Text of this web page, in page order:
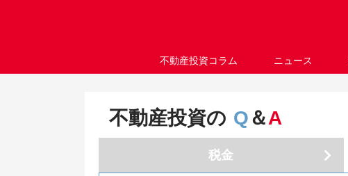
不動産投資コラム ニュース
不動産投資の Q＆A
税金